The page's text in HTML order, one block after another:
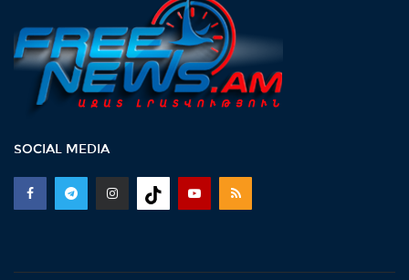
SOCIAL MEDIA